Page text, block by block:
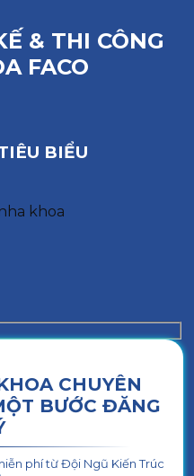
& THI CÔNG
FACO
BIỂU
CHUYÊN
BƯỚC ĐĂNG
phí từ Đội Ngũ Kiến Trúc